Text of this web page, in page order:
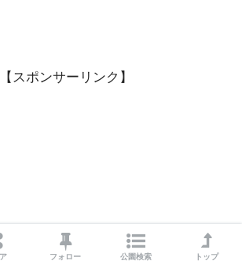
【スポンサーリンク】
フォロー 公園検索 トップ